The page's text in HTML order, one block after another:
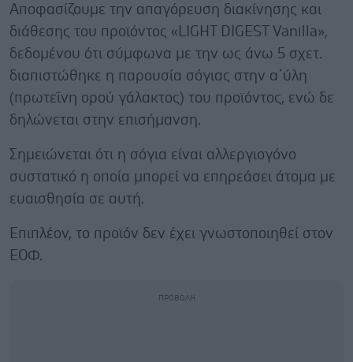
Αποφασίζουμε την απαγόρευση διακίνησης και
διάθεσης του προϊόντος «LIGHT DIGEST Vanilla»,
δεδομένου ότι σύμφωνα με την ως άνω 5 σχετ.
διαπιστώθηκε η παρουσία σόγιας στην α΄ύλη
(πρωτεΐνη ορού γάλακτος) του προϊόντος, ενώ δε
δηλώνεται στην επισήμανση.
Σημειώνεται ότι η σόγια είναι αλλεργιογόνο
συστατικό η οποία μπορεί να επηρεάσει άτομα με
ευαισθησία σε αυτή.
Επιπλέον, το προϊόν δεν έχει γνωστοποιηθεί στον
ΕΟΦ.